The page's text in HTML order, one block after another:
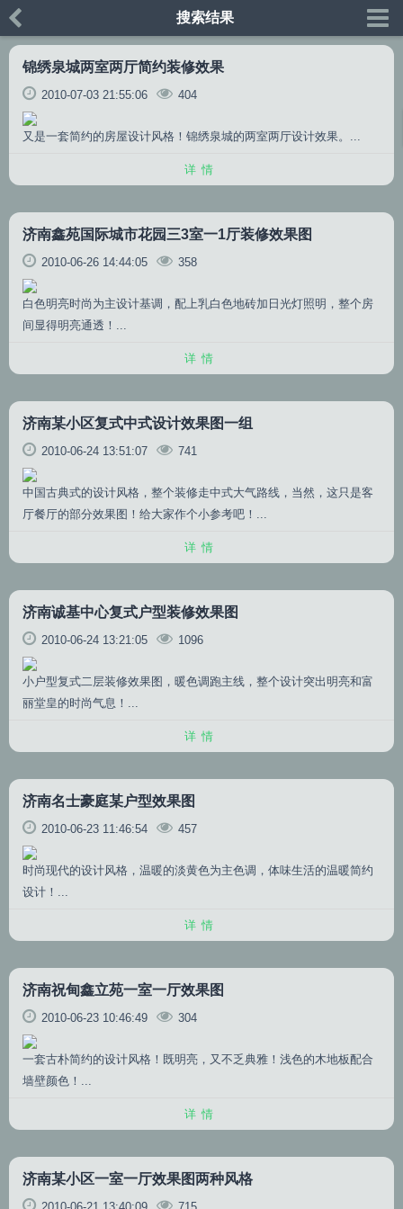
搜索结果
锦绣泉城两室两厅简约装修效果
2010-07-03 21:55:06 404
又是一套简约的房屋设计风格！锦绣泉城的两室两厅设计效果。...
详情
济南鑫苑国际城市花园三3室一1厅装修效果图
2010-06-26 14:44:05 358
白色明亮时尚为主设计基调，配上乳白色地砖加日光灯照明，整个房
间显得明亮通透！...
详情
济南某小区复式中式设计效果图一组
2010-06-24 13:51:07 741
中国古典式的设计风格，整个装修走中式大气路线，当然，这只是客
厅餐厅的部分效果图！给大家作个小参考吧！...
详情
济南诚基中心复式户型装修效果图
2010-06-24 13:21:05 1096
小户型复式二层装修效果图，暖色调跑主线，整个设计突出明亮和富
丽堂皇的时尚气息！...
详情
济南名士豪庭某户型效果图
2010-06-23 11:46:54 457
时尚现代的设计风格，温暖的淡黄色为主色调，体味生活的温暖简约
设计！...
详情
济南祝甸鑫立苑一室一厅效果图
2010-06-23 10:46:49 304
一套古朴简约的设计风格！既明亮，又不乏典雅！浅色的木地板配合
墙壁颜色！...
详情
济南某小区一室一厅效果图两种风格